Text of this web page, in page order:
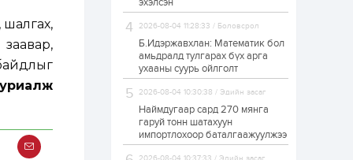
шалгах,
бүртгэл энэ сарын 10-
нд эхэлнэ
1 өдөр 0
16 төрлийн эмийг нэг
худалдан авах
журмыг баталлаа
1 өдөр 0 0
2026-08-04 11:28:33 / Боловсрол
Б.Идэржавхлан: Математик бол
амьдралд тулгарах бүх арга
ухааны суурь ойлголт
2026-08-04 10:30:38 / Эдийн засаг
Наймдугаар сард 270 мянга
гаруй тонн шатахуун
импортлохоор баталгаажуулжээ